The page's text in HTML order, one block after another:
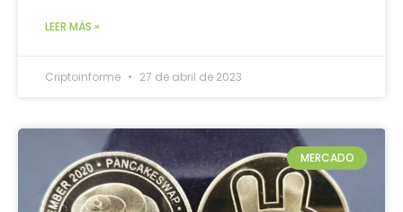
LEER MÁS »
Criptoinforme 27 de abril de 2023
MERCADO